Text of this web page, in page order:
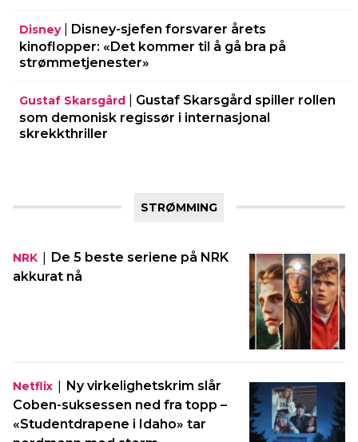
Disney| Disney-sjefen forsvarer årets
kinoflopper: «Det kommer til å gå bra på
strømmetjenester»
Gustaf Skarsgård
Gustaf Skarsgård spiller rollen
som demonisk regissør i internasjonal
skrekkthriller
STRØMMING
NRK | De 5 beste seriene på NRK
akkurat nå
Netflix | Ny virkelighetskrim slår
Coben-suksessen ned fra topp –
«Studentdrapene i Idaho» tar